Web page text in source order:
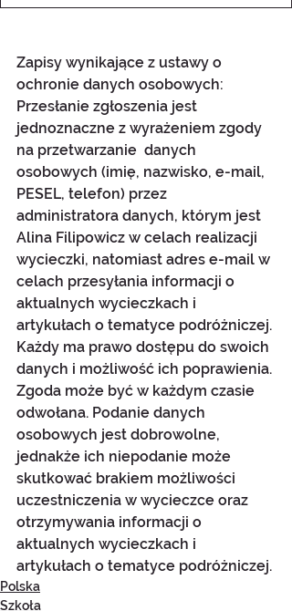
Zapisy wynikające z ustawy o
ochronie danych osobowych:
Przesłanie zgłoszenia jest
jednoznaczne z wyrażeniem zgody
na przetwarzanie  danych
osobowych (imię, nazwisko, e-mail,
PESEL, telefon) przez
administratora danych, którym jest
Alina Filipowicz w celach realizacji
wycieczki, natomiast adres e-mail w
celach przesyłania informacji o
aktualnych wycieczkach i
artykułach o tematyce podróżniczej.
Każdy ma prawo dostępu do swoich
danych i możliwość ich poprawienia.
Zgoda może być w każdym czasie
odwołana. Podanie danych
osobowych jest dobrowolne,
jednakże ich niepodanie może
skutkować brakiem możliwości
uczestniczenia w wycieczce oraz
otrzymywania informacji o
aktualnych wycieczkach i
artykułach o tematyce podróżniczej.
Polska
Szkoła